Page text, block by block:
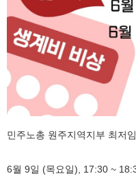
민주노총 원주지역지부 최저
6월 9일 (목요일), 17:30 ~